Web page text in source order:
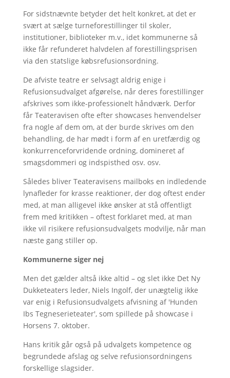
For sidstnævnte betyder det helt konkret, at det er
svært at sælge turneforestillinger til skoler,
institutioner, biblioteker m.v., idet kommunerne så
ikke får refunderet halvdelen af forestillingsprisen
via den statslige købsrefusionsordning.
De afviste teatre er selvsagt aldrig enige i
Refusionsudvalget afgørelse, når deres forestillinger
afskrives som ikke-professionelt håndværk. Derfor
får Teateravisen ofte efter showcases henvendelser
fra nogle af dem om, at der burde skrives om den
behandling, de har mødt i form af en uretfærdig og
konkurrenceforvridende ordning, domineret af
smagsdommeri og indspisthed osv. osv.
Således bliver Teateravisens mailboks en indledende
lynafleder for krasse reaktioner, der dog oftest ender
med, at man alligevel ikke ønsker at stå offentligt
frem med kritikken – oftest forklaret med, at man
ikke vil risikere refusionsudvalgets modvilje, når man
næste gang stiller op.
Kommunerne siger nej
Men det gælder altså ikke altid – og slet ikke Det Ny
Dukketeaters leder, Niels Ingolf, der unægtelig ikke
var enig i Refusionsudvalgets afvisning af 'Hunden
Ibs Tegneserieteater', som spillede på showcase i
Horsens 7. oktober.
Hans kritik går også på udvalgets kompetence og
begrundede afslag og selve refusionsordningens
forskellige slagsider.